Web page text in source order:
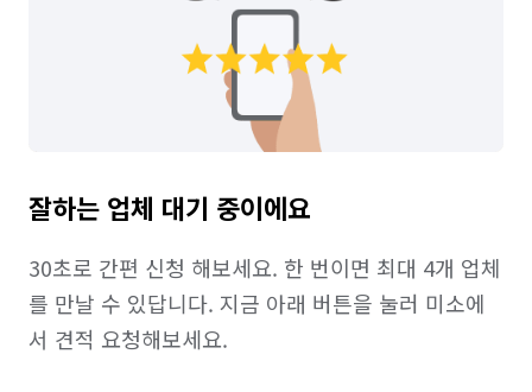
잘하는 업체 대기 중이에요
30초로 간편 신청 해보세요. 한 번이면 최대 4개 업체
를 만날 수 있답니다. 지금 아래 버튼을 눌러 미소에
서 견적 요청해보세요.